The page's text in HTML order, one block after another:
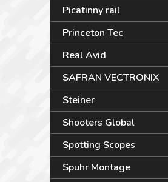
Picatinny rail
Princeton Tec
Real Avid
SAFRAN VECTRONIX
Steiner
Shooters Global
Spotting Scopes
Spuhr Montage